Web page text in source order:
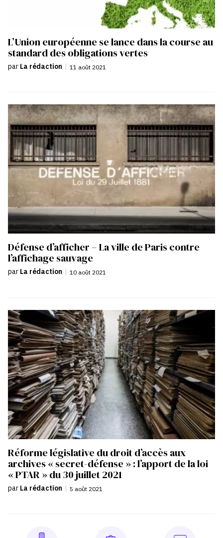
L’Union européenne se lance dans la course au
standard des obligations vertes
par La rédaction | 11 août 2021
Défense d’afficher – La ville de Paris contre
l’affichage sauvage
par La rédaction 10 août 2021
Réforme législative du droit d’accès aux
archives « secret-défense » : l’apport de la loi
« PTAR » du 30 juillet 2021
par La rédaction | 5 août 2021